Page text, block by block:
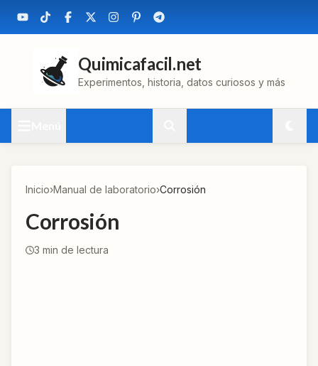
Quimicafacil.net
Experimentos, historia, datos curiosos y más
Inicio›Manual de laboratorio›Corrosión
Corrosión
3 min de lectura